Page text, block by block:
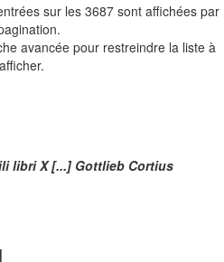
sur les 3687 sont affichées par
avancée pour restreindre la liste à
afficher.
libri X [...] Gottlieb Cortius